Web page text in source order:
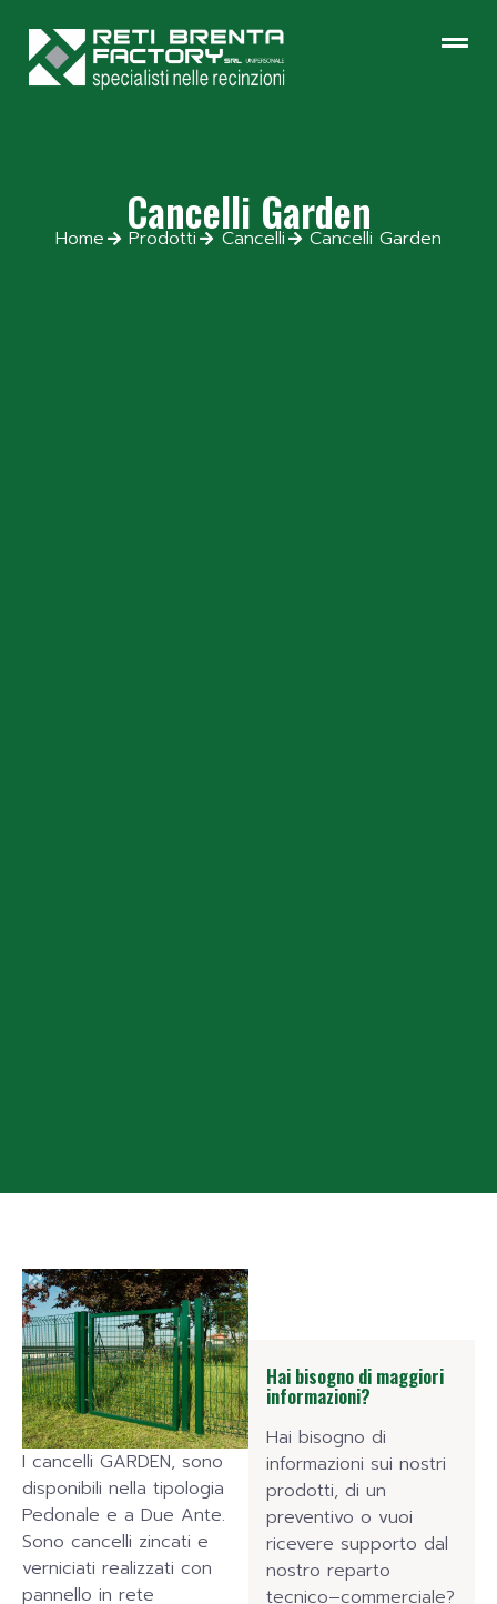
Cancelli Garden
Home Prodotti Cancelli Cancelli Garden
I cancelli GARDEN, sono
disponibili nella tipologia
Pedonale e a Due Ante.
Sono cancelli zincati e
verniciati realizzati con
pannello in rete
Hai bisogno di maggiori
informazioni?
Hai bisogno di
informazioni sui nostri
prodotti, di un
preventivo o vuoi
ricevere supporto dal
nostro reparto
tecnico–commerciale?